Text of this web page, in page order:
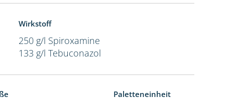
Wirkstoff
250 g/l Spiroxamine
133 g/l Tebuconazol
Paletteneinheit